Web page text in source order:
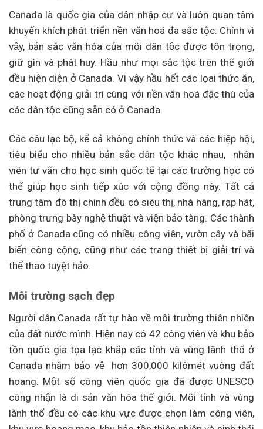
Canada là quốc gia của dân nhập cư và luôn quan tâm
khuyến khích phát triển nền văn hoá đa sắc tộc. Chính vì
vậy, bản sắc văn hóa của mỗi dân tộc được tôn trọng,
giữ gìn và phát huy. Hầu như mọi sắc tộc trên thế giới
đều hiện diện ở Canada. Vì vậy hầu hết các lọai thức ăn,
các hoạt động giải trí cùng với nền văn hoá đặc thù của
các dân tộc cũng sẵn có ở Canada.
Các câu lạc bộ, kể cả không chính thức và các hiệp hội,
tiêu biểu cho nhiều bản sắc dân tộc khác nhau, nhân
viên tư vấn cho học sinh quốc tế tại các trường học có
thể giúp học sinh tiếp xúc với cộng đồng này. Tất cả
trung tâm đô thị chính đều có siêu thị, nhà hàng, rạp hát,
phòng trưng bày nghệ thuật và viện bảo tàng. Các thành
phố ở Canada cũng có nhiều công viên, vườn cây và băi
biển công cộng, cũng như các trang thiết bị giải trí và
thể thao tuyệt hảo.
Môi trường sạch đẹp
Người dân Canada rất tự hào về môi trường thiên nhiên
của đất nước mình. Hiện nay có 42 công viên và khu bảo
tồn quốc gia tọa lạc khắp các tỉnh và vùng lănh thổ ở
Canada nhằm bảo vệ hơn 300,000 kilômét vuông đất
hoang. Một số công viên quốc gia đã được UNESCO
công nhận là di sản văn hóa thế giới. Mỗi tỉnh và vùng
lănh thổ đều có các khu vực được chọn làm công viên,